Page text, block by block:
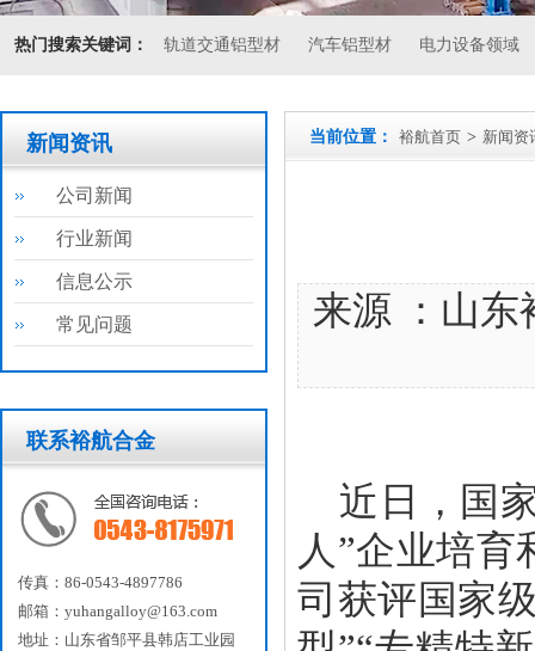
热门搜索关键词： 轨道交通铝型材 汽车铝型材 电力设备领域
新闻资讯
公司新闻
行业新闻
信息公示
常见问题
联系裕航合金
传真：86-0543-4897786
邮箱：yuhangalloy@163.com
地址：山东省邹平县韩店工业园
当前位置： 裕航首页 > 新闻资
来源 ：山
近日，国
人”企业培
司获评国家